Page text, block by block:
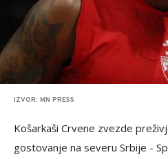
IZVOR: MN PRESS
Košarkaši Crvene zvezde
gostovanje na severu Srbije -